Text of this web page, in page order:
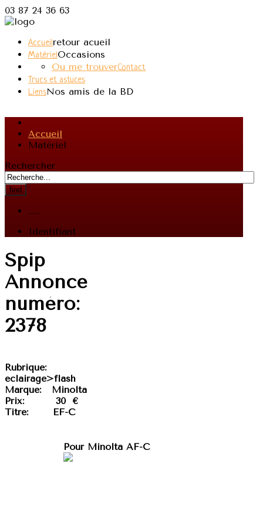
03 87 24 36 63
Accueilretour acueil
MatérielOccasions
Contact
Ou me trouver
Trucs et astuces
LiensNos amis de la BD
Accueil
Matériel
Rechercher
find
.....
Identifiant
Spip
Annonce
numéro:
2378
Rubrique:
eclairage>flash
Marque:
Minolta
Prix: 30 €
Titre:
EF-C
Pour Minolta AF-C